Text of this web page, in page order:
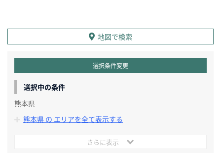
地図で検索
選択条件変更
選択中の条件
熊本県
熊本県 の エリアを全て表示する
さらに表示